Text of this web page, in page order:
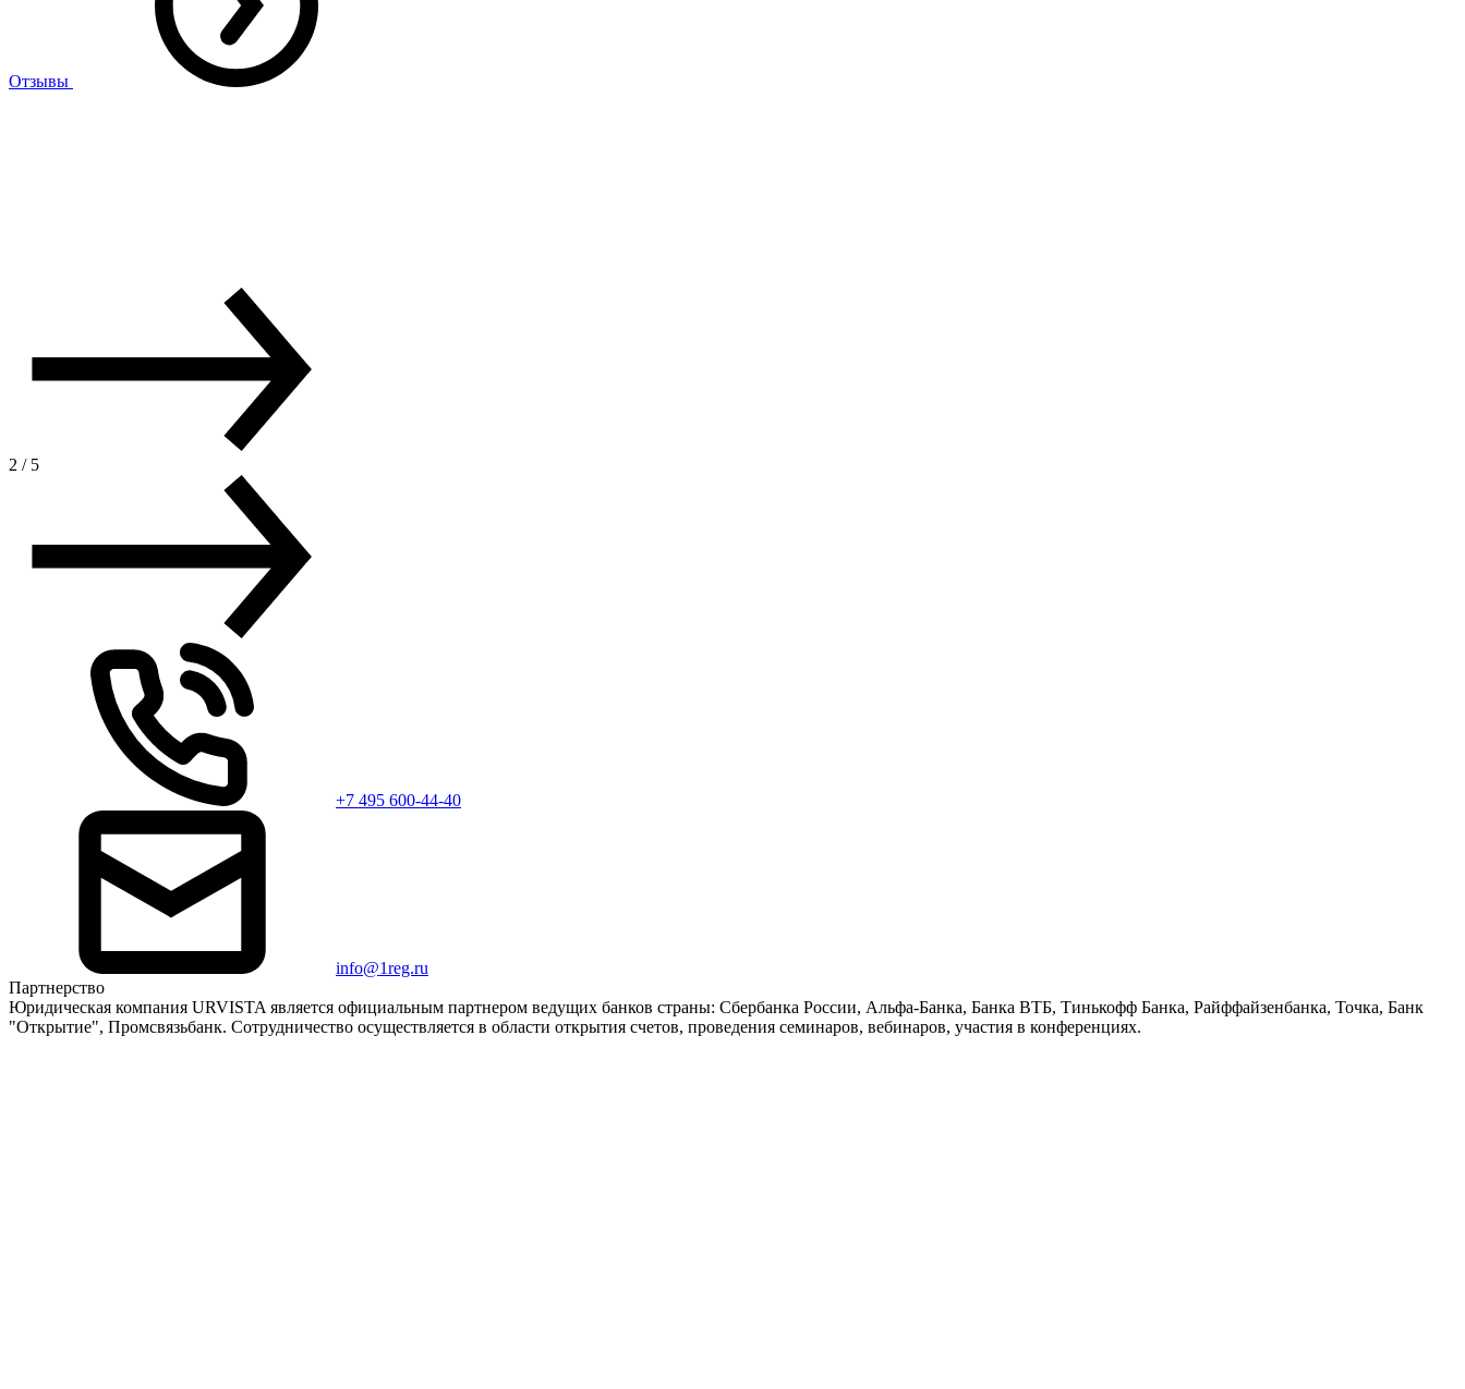
Отзывы
2 / 5
+7 495 600-44-40
info@1reg.ru
Партнерство
Юридическая компания URVISTA является официальным партнером ведущих банков страны: Сбербанка России, Альфа-Банка, Банка ВТБ, Тинькофф Банка, Райффайзенбанка, Точка, Банк
"Открытие", Промсвязьбанк. Сотрудничество осуществляется в области открытия счетов, проведения семинаров, вебинаров, участия в конференциях.